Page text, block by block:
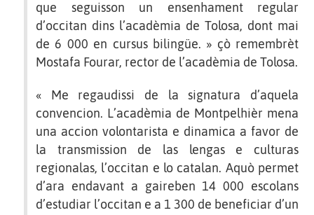
que seguisson un ensenhament regular
d’occitan dins l’acadèmia de Tolosa, dont mai
de 6 000 en cursus bilingüe. » çò remembrèt
Mostafa Fourar, rector de l’acadèmia de Tolosa.
« Me regaudissi de la signatura d’aquela
convencion. L’acadèmia de Montpelhièr mena
una accion volontarista e dinamica a favor de
la transmission de las lengas e culturas
regionalas, l’occitan e lo catalan. Aquò permet
d’ara endavant a gaireben 14 000 escolans
d’estudiar l’occitan e a 1 300 de beneficiar d’un